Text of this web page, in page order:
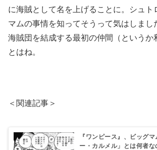
に海賊として名を上げることに。シュト
マムの事情を知ってそうって気はしまし
海賊団を結成する最初の仲間（というか
とはね。
＜関連記事＞
『ワンピース』、ビッグ
ー・カルメル」とは何者な